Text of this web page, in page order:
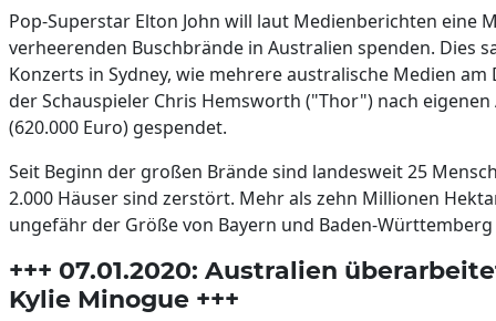
Pop-Superstar Elton John will laut Medienberichten eine
verheerenden Buschbrände in Australien spenden. Dies
Konzerts in Sydney, wie mehrere australische Medien
der Schauspieler Chris Hemsworth ("Thor") nach
(620.000 Euro) gespendet.
Seit Beginn der großen Brände sind landesweit 25
2.000 Häuser sind zerstört. Mehr als zehn Millionen
ungefähr der Größe von Bayern und Baden-
+++ 07.01.2020: Australien
Kylie Minogue +++